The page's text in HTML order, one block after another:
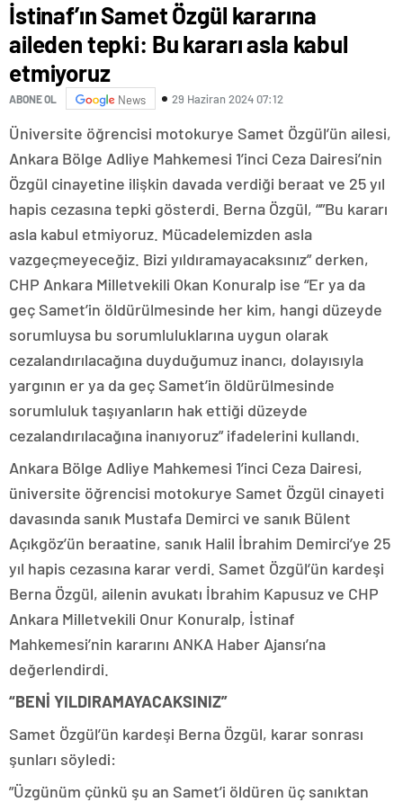
İstinaf’ın Samet Özgül kararına
aileden tepki: Bu kararı asla kabul
etmiyoruz
ABONE OL News 29 Haziran 2024 07:12
Üniversite öğrencisi motokurye Samet Özgül’ün ailesi,
Ankara Bölge Adliye Mahkemesi 1’inci Ceza Dairesi’nin
Özgül cinayetine ilişkin davada verdiği beraat ve 25 yıl
hapis cezasına tepki gösterdi. Berna Özgül, “”Bu kararı
asla kabul etmiyoruz. Mücadelemizden asla
vazgeçmeyeceğiz. Bizi yıldıramayacaksınız” derken,
CHP Ankara Milletvekili Okan Konuralp ise “Er ya da
geç Samet’in öldürülmesinde her kim, hangi düzeyde
sorumluysa bu sorumluluklarına uygun olarak
cezalandırılacağına duyduğumuz inancı, dolayısıyla
yargının er ya da geç Samet’in öldürülmesinde
sorumluluk taşıyanların hak ettiği düzeyde
cezalandırılacağına inanıyoruz” ifadelerini kullandı.
Ankara Bölge Adliye Mahkemesi 1’inci Ceza Dairesi,
üniversite öğrencisi motokurye Samet Özgül cinayeti
davasında sanık Mustafa Demirci ve sanık Bülent
Açıkgöz’ün beraatine, sanık Halil İbrahim Demirci’ye 25
yıl hapis cezasına karar verdi. Samet Özgül’ün kardeşi
Berna Özgül, ailenin avukatı İbrahim Kapusuz ve CHP
Ankara Milletvekili Onur Konuralp, İstinaf
Mahkemesi’nin kararını ANKA Haber Ajansı’na
değerlendirdi.
“BENİ YILDIRAMAYACAKSINIZ”
Samet Özgül’ün kardeşi Berna Özgül, karar sonrası
şunları söyledi:
”Üzgünüm çünkü şu an Samet’i öldüren üç sanıktan